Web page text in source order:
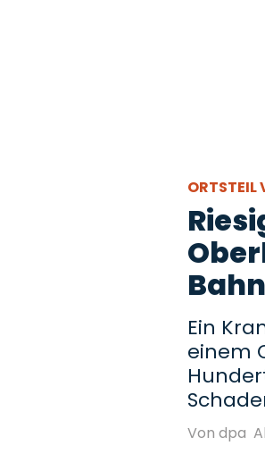
ORTSTEIL
Ein
einem
Von dpa